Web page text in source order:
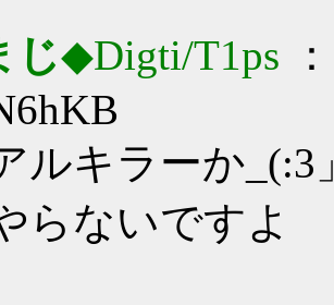
じ◆Digti/T1ps
ルキラーか_(:3
らないですよ